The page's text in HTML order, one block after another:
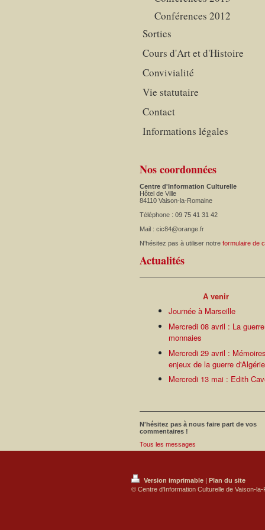
Conférences 2012
Sorties
Cours d'Art et d'Histoire
Convivialité
Vie statutaire
Contact
Informations légales
Nos coordonnées
Centre d'Information Culturelle
Hôtel de Ville
84110 Vaison-la-Romaine
Téléphone : 09 75 41 31 42
Mail : cic84@orange.fr
N'hésitez pas à utiliser notre formulaire de
Actualités
A venir
Journée à Marseille
Mercredi 08 avril : La
monnaies
Mercredi 29 avril :
enjeux de la guerre d'Algérie
Mercredi 13 mai : Edith
N'hésitez pas à nous faire part de vos
commentaires !
Tous les messages
Version imprimable | Plan du site
© Centre d'Information Culturelle de Vaison-la-